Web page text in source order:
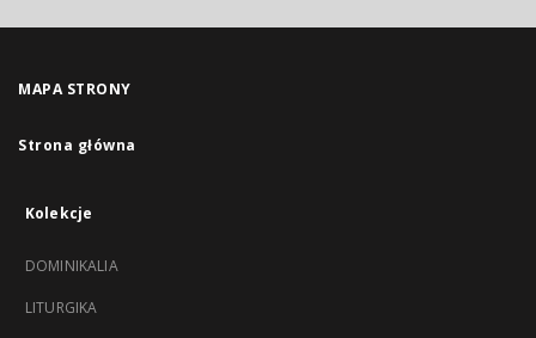
MAPA STRONY
Strona główna
Kolekcje
DOMINIKALIA
LITURGIKA